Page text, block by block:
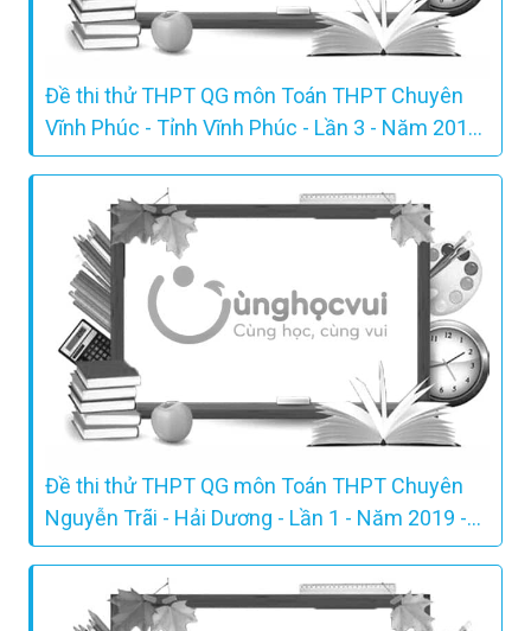
Đề thi thử THPT QG môn Toán THPT Chuyên
Vĩnh Phúc - Tỉnh Vĩnh Phúc - Lần 3 - Năm 2019
- Có lời giải chi tiết
Đề thi thử THPT QG môn Toán THPT Chuyên
Nguyễn Trãi - Hải Dương - Lần 1 - Năm 2019 -
Có lời giải chi tiết